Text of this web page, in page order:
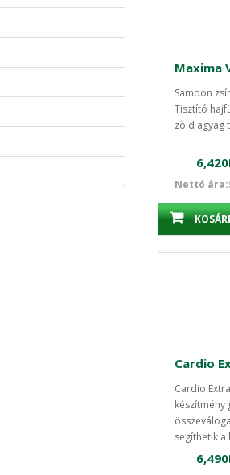
Sampon
Tisztító
zöld agyag
Nettó
Cardio
Cardio
készítmény
segíthetik a